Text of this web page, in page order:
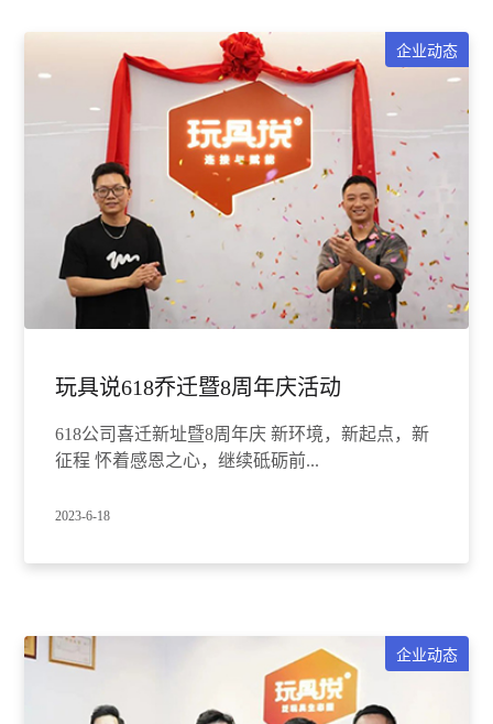
企业动态
玩具说618乔迁暨8周年庆活动
618公司喜迁新址暨8周年庆 新环境，新起点，新
征程 怀着感恩之心，继续砥砺前...
2023-6-18
企业动态